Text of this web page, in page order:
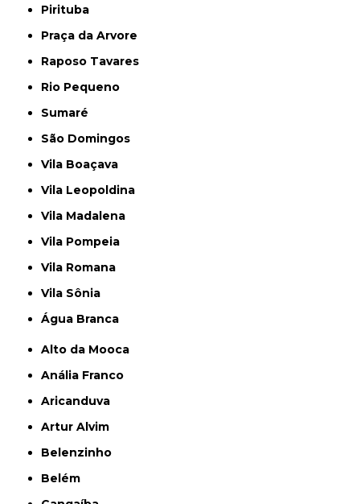
Pirituba
Praça da Arvore
Raposo Tavares
Rio Pequeno
Sumaré
São Domingos
Vila Boaçava
Vila Leopoldina
Vila Madalena
Vila Pompeia
Vila Romana
Vila Sônia
Água Branca
Alto da Mooca
Anália Franco
Aricanduva
Artur Alvim
Belenzinho
Belém